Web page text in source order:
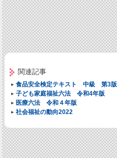
関連記事
食品安全検定テキスト 中級 第3版
子ども家庭福祉六法 令和4年版
医療六法 令和４年版
社会福祉の動向2022